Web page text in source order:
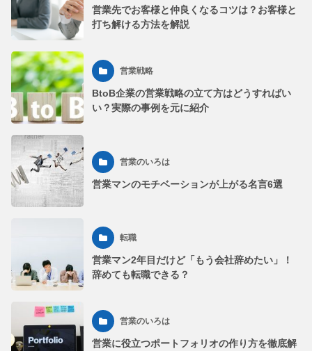
営業先でお客様と仲良くなるコツは？お客様と
打ち解ける方法を解説
営業戦略
BtoB企業の営業戦略の立て方はどうすればい
い？実際の事例を元に紹介
営業のいろは
営業マンのモチベーションが上がる名言6選
転職
営業マン2年目だけど「もう会社辞めたい」！
辞めても転職できる？
営業のいろは
営業に役立つポートフォリオの作り方を徹底解